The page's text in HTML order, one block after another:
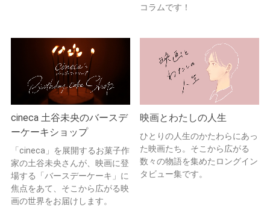
コラムです！
cineca 土谷未央のバースデ
ーケーキショップ
「cineca」を展開するお菓子作
家の土谷未央さんが、映画に登
場する「バースデーケーキ」に
焦点をあて、そこから広がる映
画の世界をお届けします。
映画とわたしの人生
ひとりの人生のかたわらにあっ
た映画たち。そこから広がる
数々の物語を集めたロングイン
タビュー集です。